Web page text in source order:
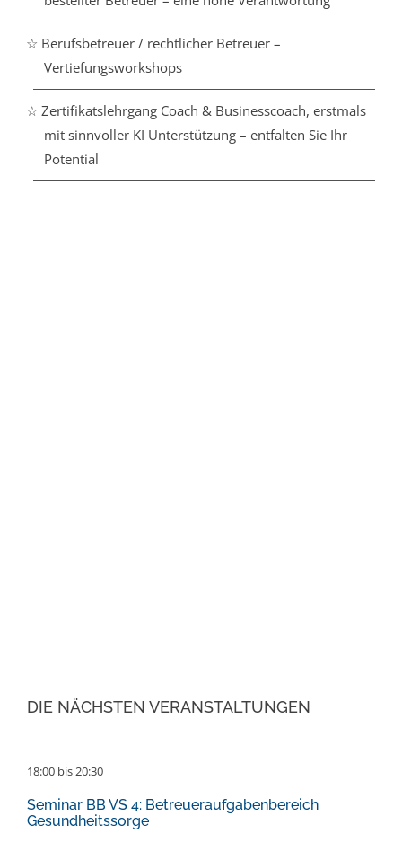
☆ Berufsbetreuer / rechtlicher Betreuer –
Vertiefungsworkshops
☆ Zertifikatslehrgang Coach & Businesscoach, erstmals
mit sinnvoller KI Unterstützung – entfalten Sie Ihr
Potential
DIE NÄCHSTEN VERANSTALTUNGEN
18:00 bis20:30
Seminar BB VS 4: Betreueraufgabenbereich
Gesundheitssorge